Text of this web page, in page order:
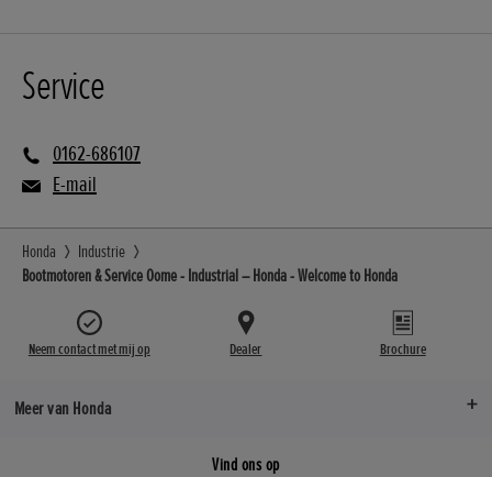
Service
0162-686107
E-mail
Honda
Industrie
Bootmotoren & Service Oome - Industrial – Honda - Welcome to Honda
Neem contact met mij op Dealer Brochure
Meer van Honda
Vind ons op